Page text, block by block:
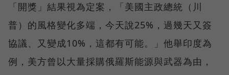
「開獎」結果視為定案，「美國主政總統（川
普）的風格變化多端，今天說25%，過幾天又簽
協議、又變成10%，這都有可能。」他舉印度為
例，美方曾以大量採購俄羅斯能源與武器為由，